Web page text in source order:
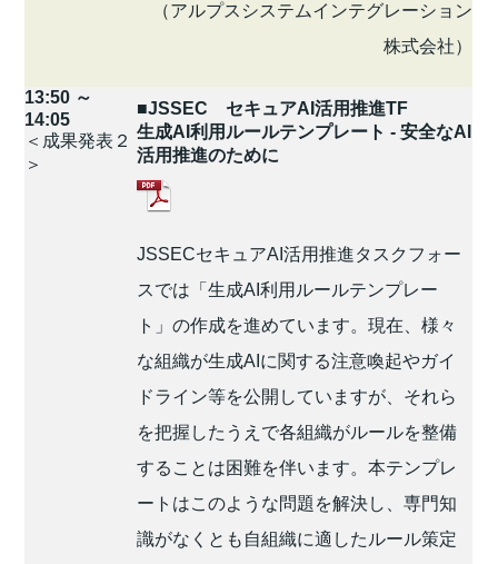
（アルプスシステムインテグレーション
株式会社）
13:50 ～
14:05
＜成果発表２
＞
■JSSEC セキュアAI活用推進TF
生成AI利用ルールテンプレート - 安全なAI
活用推進のために
JSSECセキュアAI活用推進タスクフォー
スでは「生成AI利用ルールテンプレー
ト」の作成を進めています。現在、様々
な組織が生成AIに関する注意喚起やガイ
ドライン等を公開していますが、それら
を把握したうえで各組織がルールを整備
することは困難を伴います。本テンプレ
ートはこのような問題を解決し、専門知
識がなくとも自組織に適したルール策定